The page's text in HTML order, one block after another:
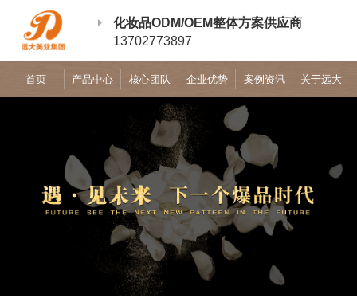
化妆品ODM/OEM整体方案供应商
13702773897
首页 产品中心 核心团队 企业优势 案例资讯 关于远大